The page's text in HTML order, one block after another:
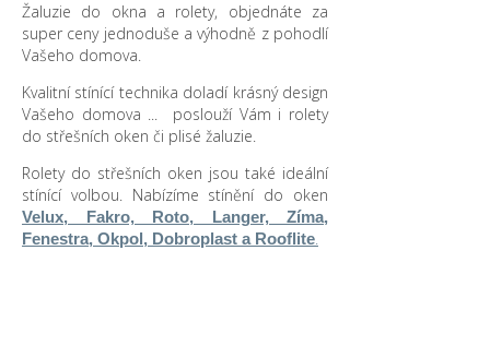
Žaluzie do okna a rolety, objednáte za
super ceny jednoduše a výhodně z pohodlí
Vašeho domova.
Kvalitní stínící technika doladí krásný design
Vašeho domova ... poslouží Vám i rolety
do střešních oken či plisé žaluzie.
Rolety do střešních oken jsou také ideální
stínící volbou. Nabízíme stínění do oken
Velux, Fakro, Roto, Langer, Zíma,
Fenestra, Okpol, Dobroplast a Rooflite.